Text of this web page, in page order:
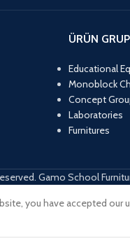
ÜRÜN
Educational
Monoblock
Concept
Laboratories
Furnitures
Gamo School
you have accepted our